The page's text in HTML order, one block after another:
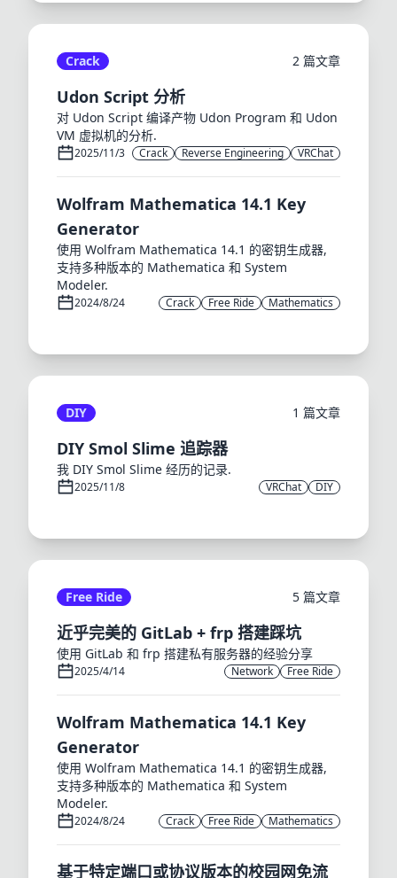
Crack 2 篇文章
Udon Script 分析
对 Udon Script 编译产物 Udon Program 和 Udon
VM 虚拟机的分析.
2025/11/3 Crack Reverse Engineering VRChat
Wolfram Mathematica 14.1 Key
Generator
使用 Wolfram Mathematica 14.1 的密钥生成器,
支持多种版本的 Mathematica 和 System
Modeler.
2024/8/24 Crack Free Ride Mathematics
DIY 1 篇文章
DIY Smol Slime 追踪器
我 DIY Smol Slime 经历的记录.
2025/11/8 VRChat DIY
Free Ride 5 篇文章
近乎完美的 GitLab + frp 搭建踩坑
使用 GitLab 和 frp 搭建私有服务器的经验分享
2025/4/14 Network Free Ride
Wolfram Mathematica 14.1 Key
Generator
使用 Wolfram Mathematica 14.1 的密钥生成器,
支持多种版本的 Mathematica 和 System
Modeler.
2024/8/24 Crack Free Ride Mathematics
基于特定端口或协议版本的校园网免流